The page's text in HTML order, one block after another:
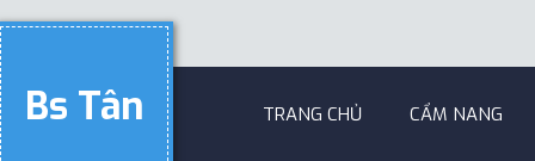
Bs Tân TRANG CHỦ CẨM NANG